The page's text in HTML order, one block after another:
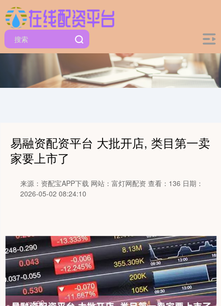
易融资配资平台 大批开店, 类目第一卖
家要上市了
来源：资配宝APP下载 网站：富灯网配资 查看：136 日期：
2026-05-02 08:24:10